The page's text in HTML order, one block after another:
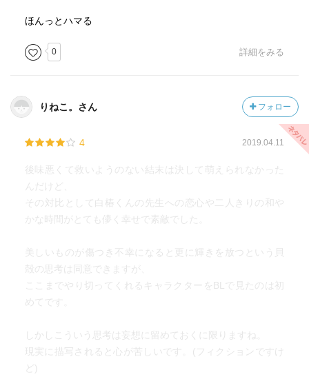
ほんっとハマる
0 詳細をみる
りねこ。さん フォロー
4 2019.04.11
後味悪くて救いようのない結末は決して萌えられなかった
んだけど、
その対比として白椿くんの先生への恋心や二人きりの和や
かな時間がとても儚く幸せで素敵でした。
美しいものが傷つき不幸になると更に輝きを放つという貝
殻の思考は同意できますが、
ここまでやり切ってくれるキャラクターをBLで見たのは初
めてです。
しかしこういう思考は妄想に留めておくに限りますね。
現実に描写されると心が苦しいです。(フィクションですけ
ど)